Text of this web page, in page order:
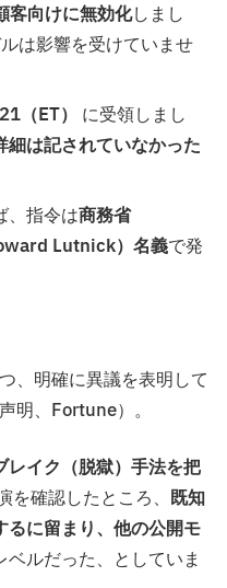
向けに無効化しまし
は影響を受けていませ
（ET） に受領しまし
は記されていなかった
、指令は商務省
Lutnick）名義で発
、明確に異議を表明して
明、Fortune）。
イク（脱獄）手法を把
確認したところ、 既知
に留まり、他の公開モ
ベルだった、としていま